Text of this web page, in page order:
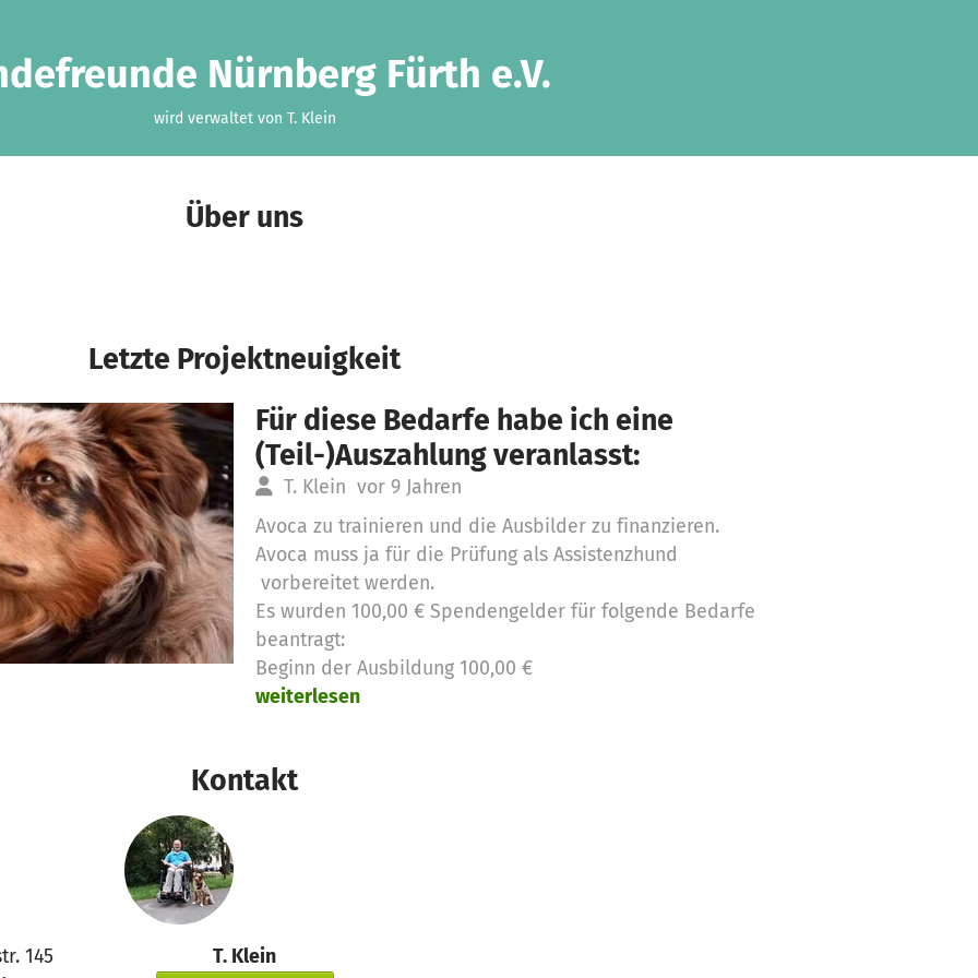
Nürnberg Fürth e.V.
wird verwaltet von T. Klein
Über uns
Letzte Projektneuigkeit
Für diese Bedarfe habe ich eine
(Teil-)Auszahlung veranlasst:
T. Klein vor 9 Jahren
Avoca zu trainieren und die Ausbilder zu finanzieren.
Avoca muss ja für die Prüfung als Assistenzhund
vorbereitet werden.
Es wurden 100,00 € Spendengelder für folgende Bedarfe
beantragt:
Beginn der Ausbildung 100,00 €
weiterlesen
Kontakt
145
T. Klein